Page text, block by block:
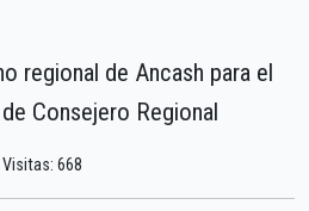
regional de Ancash para el
Consejero Regional
Visitas: 668